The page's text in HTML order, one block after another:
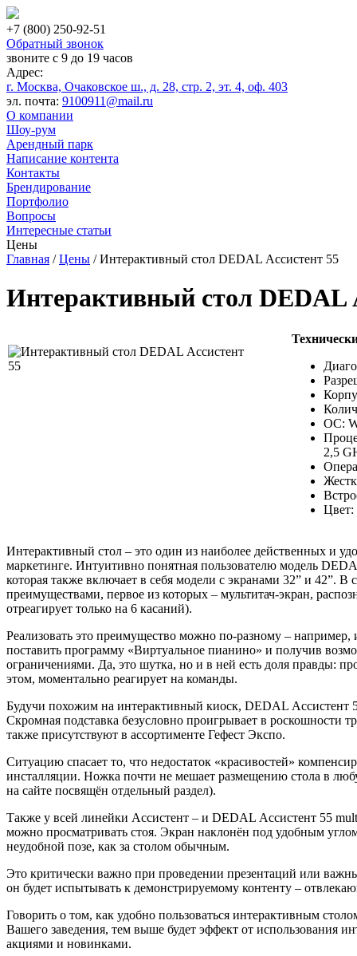
+7 (800) 250-92-51
Обратный звонок
звоните с 9 до 19 часов
Адрес:
г. Москва, Очаковское ш., д. 28, стр. 2, эт. 4, оф. 403
эл. почта: 9100911@mail.ru
О компании
Шоу-рум
Арендный парк
Написание контента
Контакты
Брендирование
Портфолио
Вопросы
Интересные статьи
Цены
Главная /Цены / Интерактивный стол DEDAL Ассистент 55
Интерактивный стол DEDAL
ОС:
2,5
Цвет:
Интерактивный стол – это один из наиболее действенных и
маркетинге. Интуитивно понятная пользователю модель
которая также включает в себя модели с экранами 32” и 42”.
преимуществами, первое из которых – мультитач-экран,
отреагирует только на 6 касаний).
Реализовать это преимущество можно по-разному – например,
поставить программу «Виртуальное пианино» и получив
ограничениями. Да, это шутка, но и в ней есть доля правды:
этом, моментально реагирует на команды.
Будучи похожим на интерактивный киоск, DEDAL Ассистент
Скромная подставка безусловно проигрывает в роскошности
также присутствуют в ассортименте Гефест Экспо.
Ситуацию спасает то, что недостаток «красивостей»
инсталляции. Ножка почти не мешает размещению стола в
на сайте посвящён отдельный раздел).
Также у всей линейки Ассистент – и DEDAL Ассистент 55
можно просматривать стоя. Экран наклонён под удобным
неудобной позе, как за столом обычным.
Это критически важно при проведении презентаций или
он будет испытывать к демонстрируемому контенту –
Говорить о том, как удобно пользоваться интерактивным
Вашего заведения, тем выше будет эффект от использования
акциями и новинками.